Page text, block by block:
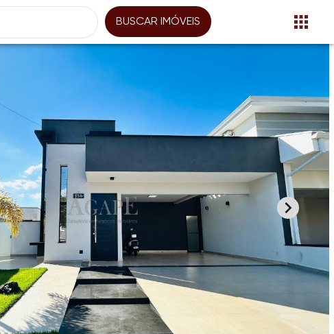
BUSCAR IMÓVEIS